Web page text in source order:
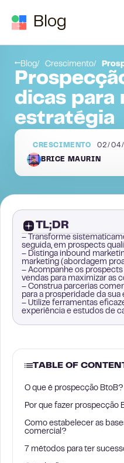
Blog
Blog Crescimento
dicas para
estratégia
CRESCIMENTO 02/
BRICE MAURIN
TL;DR
– Transforme
seguida, em prospects
– Distinga inbound
marketing (abordagem
– Acompanhe os
vendas para maximizar as
– Construa parcerias
para a prosperidade da sua
– Utilize ferramentas
experiência e estudos de
TABLE OF
O que é prospecção BtoB?
Por que fazer prospecção
Como estabelecer as
comercial?
7 métodos para ter